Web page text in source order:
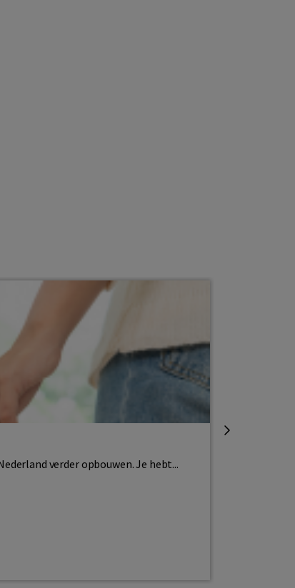
verder opbouwen. Je hebt...